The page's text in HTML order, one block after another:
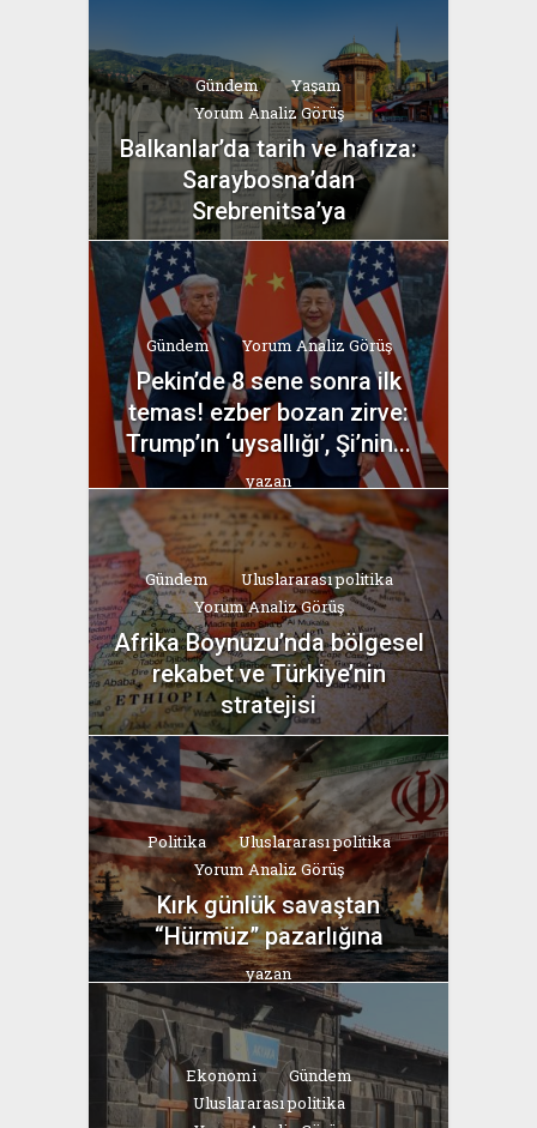
Gündem
Yaşam
Yorum Analiz Görüş
Balkanlar’da tarih ve hafıza:
Saraybosna’dan
Srebrenitsa’ya
yazan
Bahri Ak
Gündem Yorum Analiz Görüş
Pekin’de 8 sene sonra ilk
temas! ezber bozan zirve:
Trump’ın ‘uysallığı’, Şi’nin...
yazan
Bahri Ak
Gündem
Uluslararası politika
Yorum Analiz Görüş
Afrika Boynuzu’nda bölgesel
rekabet ve Türkiye’nin
stratejisi
yazan
Bahri Ak
Politika
Uluslararası politika
Yorum Analiz Görüş
Kırk günlük savaştan
“Hürmüz” pazarlığına
yazan
Bahri Ak
Ekonomi
Gündem
Uluslararası politika